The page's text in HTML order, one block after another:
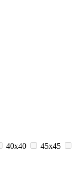
40х40
45х45